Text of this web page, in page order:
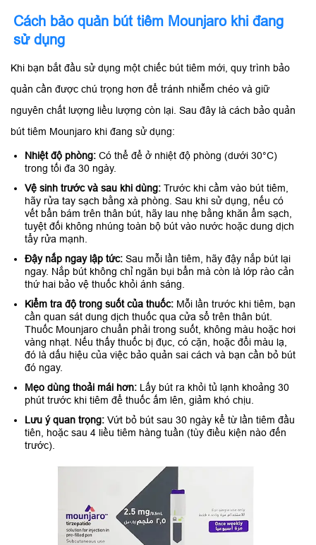
Cách bảo quản bút tiêm Mounjaro khi đang
sử dụng
Khi bạn bắt đầu sử dụng một chiếc bút tiêm mới, quy trình bảo
quản cần được chú trọng hơn để tránh nhiễm chéo và giữ
nguyên chất lượng liều lượng còn lại. Sau đây là cách bảo quản
bút tiêm Mounjaro khi đang sử dụng:
Nhiệt độ phòng: Có thể để ở nhiệt độ phòng (dưới 30°C)
trong tối đa 30 ngày.
Vệ sinh trước và sau khi dùng: Trước khi cầm vào bút tiêm,
hãy rửa tay sạch bằng xà phòng. Sau khi sử dụng, nếu có
vết bẩn bám trên thân bút, hãy lau nhẹ bằng khăn ẩm sạch,
tuyệt đối không nhúng toàn bộ bút vào nước hoặc dung dịch
tẩy rửa mạnh.
Đậy nắp ngay lập tức: Sau mỗi lần tiêm, hãy đậy nắp bút lại
ngay. Nắp bút không chỉ ngăn bụi bẩn mà còn là lớp rào cản
thứ hai bảo vệ thuốc khỏi ánh sáng.
Kiểm tra độ trong suốt của thuốc: Mỗi lần trước khi tiêm, bạn
cần quan sát dung dịch thuốc qua cửa sổ trên thân bút.
Thuốc Mounjaro chuẩn phải trong suốt, không màu hoặc hơi
vàng nhạt. Nếu thấy thuốc bị đục, có cặn, hoặc đổi màu lạ,
đó là dấu hiệu của việc bảo quản sai cách và bạn cần bỏ bút
đó ngay.
Mẹo dùng thoải mái hơn: Lấy bút ra khỏi tủ lạnh khoảng 30
phút trước khi tiêm để thuốc ấm lên, giảm khó chịu.
Lưu ý quan trọng: Vứt bỏ bút sau 30 ngày kể từ lần tiêm đầu
tiên, hoặc sau 4 liều tiêm hàng tuần (tùy điều kiện nào đến
trước).